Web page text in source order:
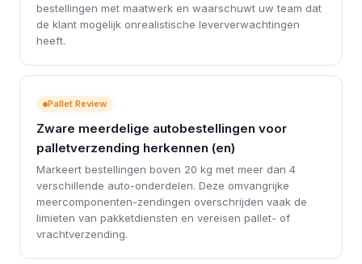
bestellingen met maatwerk en waarschuwt uw team dat
de klant mogelijk onrealistische leververwachtingen
heeft.
Pallet Review
Zware meerdelige autobestellingen voor
palletverzending herkennen (en)
Markeert bestellingen boven 20 kg met meer dan 4
verschillende auto-onderdelen. Deze omvangrijke
meercomponenten-zendingen overschrijden vaak de
limieten van pakketdiensten en vereisen pallet- of
vrachtverzending.